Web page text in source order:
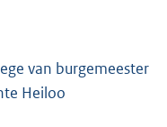
van burgemeester
Heiloo